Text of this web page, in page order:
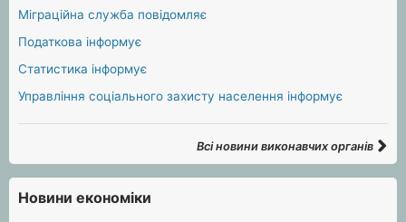
Міграційна служба повідомляє
Податкова інформує
Статистика інформує
Управління соціального захисту населення інформує
Всі новини виконавчих органів
Новини економіки